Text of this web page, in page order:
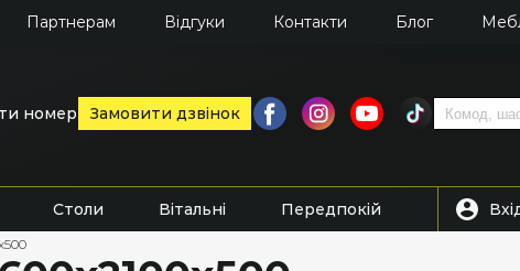
Партнерам Відгуки Контакти Блог
номер Замовити дзвінок
Столи Вітальні Передпокій